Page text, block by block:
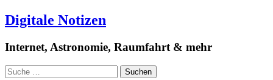
Digitale Notizen
Internet, Astronomie, Raumfahrt & mehr